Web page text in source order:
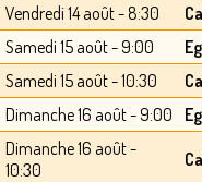
Vendredi 14 août - 8:30
Samedi 15 août - 9:00
Samedi 15 août - 10:30
Dimanche 16 août - 9:00
Dimanche 16 août -
10:30